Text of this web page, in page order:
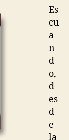
Es
cu
a
n
d
o,
d
es
d
e